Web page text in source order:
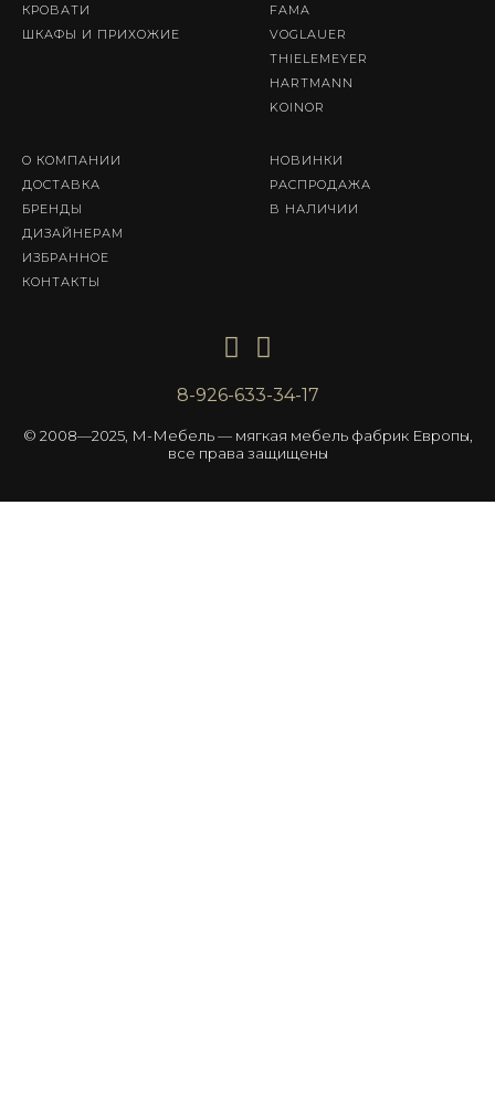
КРОВАТИ
ШКАФЫ И ПРИХОЖИЕ
FAMA
VOGLAUER
THIELEMEYER
HARTMANN
KOINOR
О КОМПАНИИ
ДОСТАВКА
БРЕНДЫ
ДИЗАЙНЕРАМ
ИЗБРАННОЕ
КОНТАКТЫ
НОВИНКИ
РАСПРОДАЖА
В НАЛИЧИИ
8-926-633-34-17
© 2008—2025, М-Мебель — мягкая мебель фабрик Европы,
все права защищены